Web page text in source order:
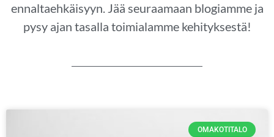
ennaltaehkäisyyn. Jää seuraamaan blogiamme ja
pysy ajan tasalla toimialamme kehityksestä!
OMAKOTITALO